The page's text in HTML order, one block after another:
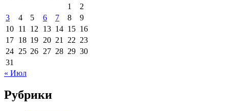
1
2
3
4 5 6 7 8
9
10 11 12 13 14 15 16
17 18 19 20 21 22 23
24 25 26 27 28 29 30
31
« Июл
Рубрики